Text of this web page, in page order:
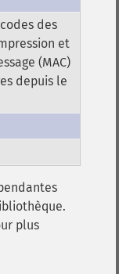
des
et
(MAC)
depuis le
plus